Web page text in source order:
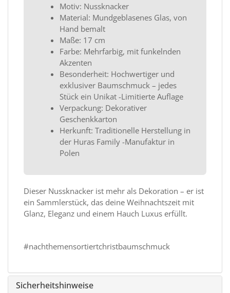
Motiv: Nussknacker
Material: Mundgeblasenes Glas, von
Hand bemalt
Maße: 17 cm
Farbe: Mehrfarbig, mit funkelnden
Akzenten
Besonderheit: Hochwertiger und
exklusiver Baumschmuck – jedes
Stück ein Unikat -Limitierte Auflage
Verpackung: Dekorativer
Geschenkkarton
Herkunft: Traditionelle Herstellung in
der Huras Family -Manufaktur in
Polen
Dieser Nussknacker ist mehr als Dekoration – er ist
ein Sammlerstück, das deine Weihnachtszeit mit
Glanz, Eleganz und einem Hauch Luxus erfüllt.
#nachthemensortiertchristbaumschmuck
Sicherheitshinweise